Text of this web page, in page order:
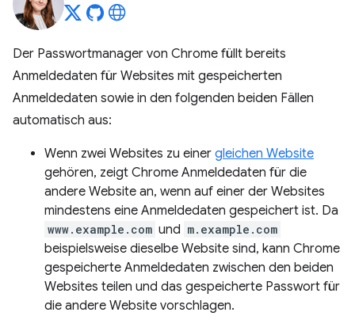
Der Passwortmanager von Chrome füllt bereits
Anmeldedaten für Websites mit gespeicherten
Anmeldedaten sowie in den folgenden beiden Fällen
automatisch aus:
Wenn zwei Websites zu einer gleichen Website
gehören, zeigt Chrome Anmeldedaten für die
andere Website an, wenn auf einer der Websites
mindestens eine Anmeldedaten gespeichert ist. Da
www.example.com und m.example.com
beispielsweise dieselbe Website sind, kann Chrome
gespeicherte Anmeldedaten zwischen den beiden
Websites teilen und das gespeicherte Passwort für
die andere Website vorschlagen.